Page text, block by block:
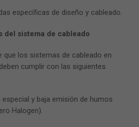
específicas de diseño y cableado.
del sistema de cableado
que los sistemas de cableado en
cumplir con las siguientes
y baja emisión de humos
Halogen).